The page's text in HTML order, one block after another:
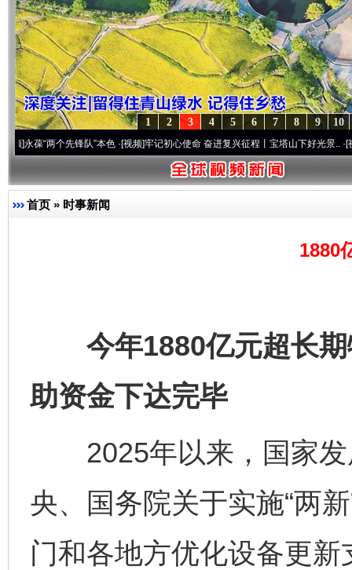
10
9
8
7
6
5
4
3
2
1
两个先锋队”本色·[视频]牢记初心使命 奋进复兴征程丨宝塔山下好光景..·[视频]因党
首页 » 时事新闻
1880
今年1880亿元超长期
助资金下达完毕
2025年以来，国家发
央、国务院关于实施“两
门和各地方优化设备更